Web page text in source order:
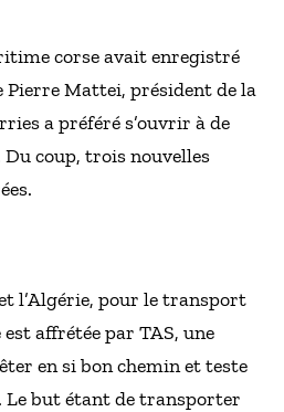
corse avait enregistré
Pierre Mattei, président de la
a préféré s’ouvrir à de
coup, trois nouvelles
l’Algérie, pour le transport
affrétée par TAS, une
en si bon chemin et teste
Le but étant de transporter